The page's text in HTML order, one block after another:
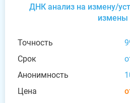
ДНК анализ на измену/
измены
Точность
Срок
Анонимность
Цена